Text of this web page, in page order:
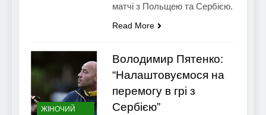
матчі з Польщею та Сербією.
Read More
ЖІНОЧИЙ
Володимир Пятенко:
“Налаштовуємося на
перемогу в грі з
Сербією”